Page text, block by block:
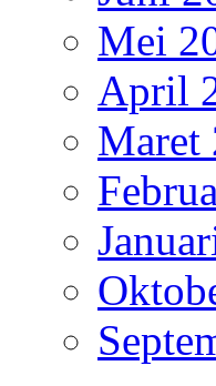
Mei
April
Maret